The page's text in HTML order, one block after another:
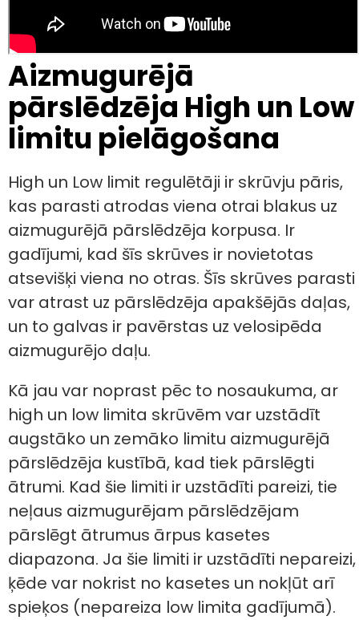
Aizmugurējā
pārslēdzēja High un Low
limitu pielāgošana
High un Low limit regulētāji ir skrūvju pāris,
kas parasti atrodas viena otrai blakus uz
aizmugurējā pārslēdzēja korpusa. Ir
gadījumi, kad šīs skrūves ir novietotas
atsevišķi viena no otras. Šīs skrūves parasti
var atrast uz pārslēdzēja apakšējās daļas,
un to galvas ir pavērstas uz velosipēda
aizmugurējo daļu.
Kā jau var noprast pēc to nosaukuma, ar
high un low limita skrūvēm var uzstādīt
augstāko un zemāko limitu aizmugurējā
pārslēdzēja kustībā, kad tiek pārslēgti
ātrumi. Kad šie limiti ir uzstādīti pareizi, tie
neļaus aizmugurējam pārslēdzējam
pārslēgt ātrumus ārpus kasetes
diapazona. Ja šie limiti ir uzstādīti nepareizi,
ķēde var nokrist no kasetes un nokļūt arī
spieķos (nepareiza low limita gadījumā).